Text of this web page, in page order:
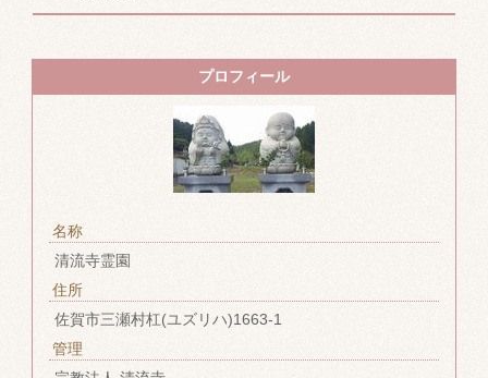
プロフィール
名称
清流寺霊園
住所
佐賀市三瀬村杠(ユズリハ)1663-1
管理